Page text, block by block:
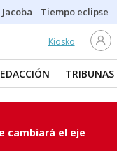
Tiempo eclipse
Kiosko
TRIBUNAS
cambiará el eje